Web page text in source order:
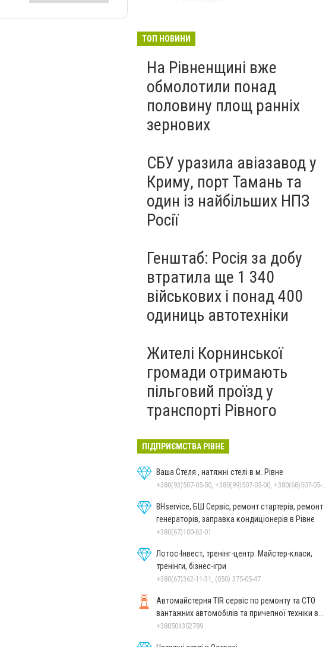
ТОП НОВИНИ
На Рівненщині вже
обмолотили понад
половину площ ранніх
зернових
СБУ уразила авіазавод у
Криму, порт Тамань та
один із найбільших НПЗ
Росії
Генштаб: Росія за добу
втратила ще 1 340
військових і понад 400
одиниць автотехніки
Жителі Корнинської
громади отримають
пільговий проїзд у
транспорті Рівного
ПІДПРИЄМСТВА РІВНЕ
Ваша Стеля , натяжні стелі в м. Рівне
+380(93)507-05-00, +380(99)507-05-00, +380(68)507-05-00
BHservice, БШ Сервіс, ремонт стартерів, ремонт
генераторів, заправка кондиціонерів в Рівне
+380(67)100-62-01
Лотос-Інвест, тренінг-центр. Майстер-класи,
тренінги, бізнес-ігри
+380(67)362-11-31, (050) 375-05-47
Автомайстерня TIR сервіс по ремонту та СТО
вантажних автомобілів та причепної техніки в
Рівному
+380504352789